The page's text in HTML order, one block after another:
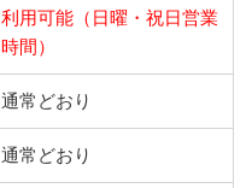
利用可能（日曜・祝日営業
時間）
通常どおり
通常どおり